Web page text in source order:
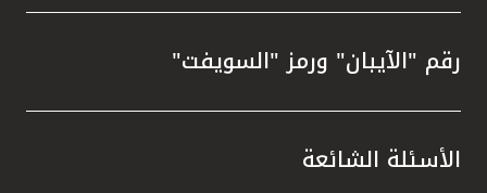
رقم "الآيبان" ورمز "السويفت"
الأسئلة الشائعة